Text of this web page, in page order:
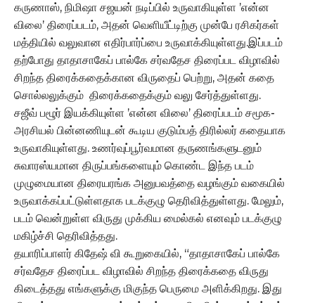
கருணாஸ், நிமிஷா சஜயன் நடிப்பில் உருவாகியுள்ள ’என்ன
விலை’ திரைப்படம், அதன் வெளியீட்டிற்கு முன்பே ரசிகர்கள்
மத்தியில் வலுவான எதிர்பார்ப்பை உருவாக்கியுள்ளது.இப்படம்
தற்போது தாதாசாகேப் பால்கே சர்வதேச திரைப்பட விழாவில்
சிறந்த திரைக்கதைக்கான விருதைப் பெற்று, அதன் கதை
சொல்லலுக்கும் திரைக்கதைக்கும் வலு சேர்த்துள்ளது.
சஜீவ் பழூர் இயக்கியுள்ள ’என்ன விலை’ திரைப்படம் சமூக-
அரசியல் பின்னணியுடன் கூடிய குடும்பத் திரில்லர் கதையாக
உருவாகியுள்ளது. உணர்வுப்பூர்வமான தருணங்களுடனும்
சுவாரஸ்யமான திருப்பங்களையும் கொண்ட இந்த படம்
முழுமையான திரையரங்க அனுபவத்தை வழங்கும் வகையில்
உருவாக்கப்பட்டுள்ளதாக படக்குழு தெரிவித்துள்ளது. மேலும்,
படம் வென்றுள்ள விருது முக்கிய மைல்கல் எனவும் படக்குழு
மகிழ்ச்சி தெரிவித்தது.
தயாரிப்பாளர் கிதேஷ் வி கூறுகையில், “தாதாசாகேப் பால்கே
சர்வதேச திரைப்பட விழாவில் சிறந்த திரைக்கதை விருது
கிடைத்தது எங்களுக்கு மிகுந்த பெருமை அளிக்கிறது. இது